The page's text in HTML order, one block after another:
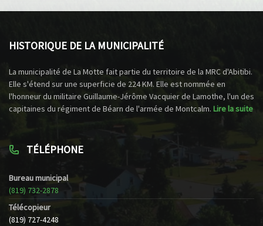
HISTORIQUE DE LA MUNICIPALITÉ
La municipalité de La Motte fait partie du territoire de la MRC d'Abitibi.
Elle s'étend sur une superficie de 224 KM. Elle est nommée en
l'honneur du militaire Guillaume-Jérôme Vacquier de Lamothe, l'un des
capitaines du régiment de Béarn de l'armée de Montcalm. Lire la suite
TÉLÉPHONE
Bureau municipal
(819) 732-2878
Télécopieur
(819) 727-4248